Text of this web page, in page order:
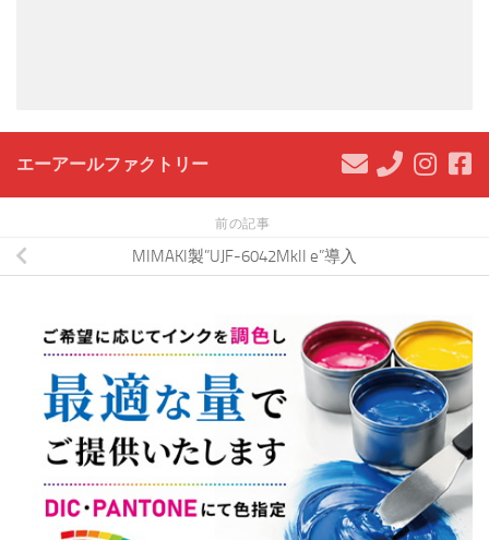
エーアールファクトリー
前の記事
MIMAKI製”UJF-6042MkII e”導入